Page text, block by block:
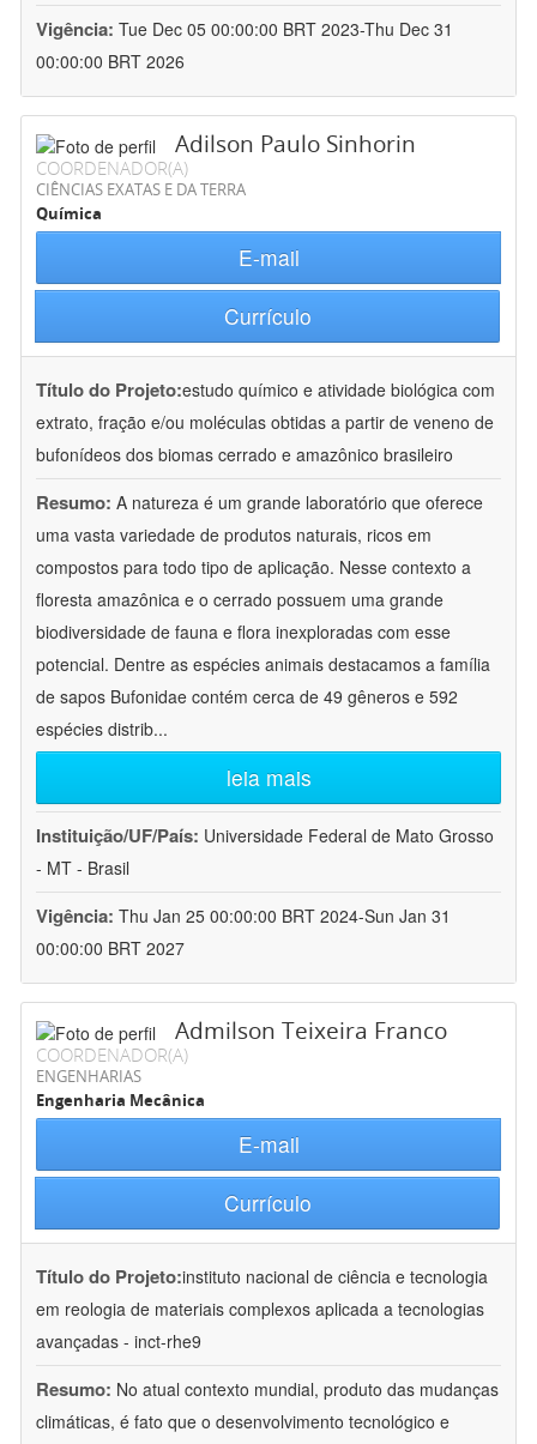
Vigência: Tue Dec 05 00:00:00 BRT 2023-Thu Dec 31
00:00:00 BRT 2026
Adilson Paulo Sinhorin
COORDENADOR(A)
CIÊNCIAS EXATAS E DA TERRA
Química
E-mail
Currículo
Título do Projeto:estudo químico e atividade biológica com
extrato, fração e/ou moléculas obtidas a partir de veneno de
bufonídeos dos biomas cerrado e amazônico brasileiro
Resumo: A natureza é um grande laboratório que oferece
uma vasta variedade de produtos naturais, ricos em
compostos para todo tipo de aplicação. Nesse contexto a
floresta amazônica e o cerrado possuem uma grande
biodiversidade de fauna e flora inexploradas com esse
potencial. Dentre as espécies animais destacamos a família
de sapos Bufonidae contém cerca de 49 gêneros e 592
espécies distrib...
leia mais
Instituição/UF/País: Universidade Federal de Mato Grosso
- MT - Brasil
Vigência: Thu Jan 25 00:00:00 BRT 2024-Sun Jan 31
00:00:00 BRT 2027
Admilson Teixeira Franco
COORDENADOR(A)
ENGENHARIAS
Engenharia Mecânica
E-mail
Currículo
Título do Projeto:instituto nacional de ciência e tecnologia
em reologia de materiais complexos aplicada a tecnologias
avançadas - inct-rhe9
Resumo: No atual contexto mundial, produto das mudanças
climáticas, é fato que o desenvolvimento tecnológico e